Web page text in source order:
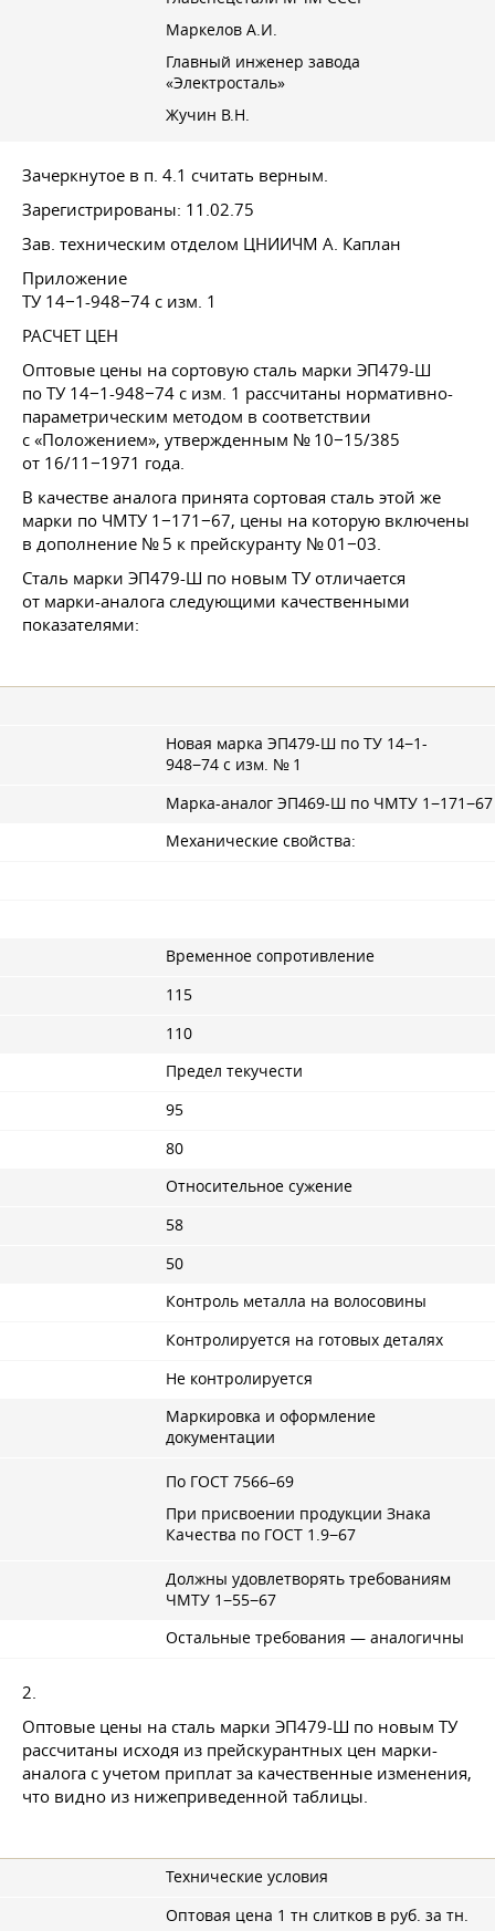
Маркелов А.И.
Главный инженер завода
«Электросталь»
Жучин В.Н.
Зачеркнутое в п. 4.1 считать верным.
Зарегистрированы: 11.02.75
Зав. техническим отделом ЦНИИЧМ А. Каплан
Приложение
ТУ 14−1-948−74 с изм. 1
РАСЧЕТ ЦЕН
Оптовые цены на сортовую сталь марки ЭП479-Ш
по ТУ 14−1-948−74 с изм. 1 рассчитаны нормативно-
параметрическим методом в соответствии
с «Положением», утвержденным № 10−15/385
от 16/11−1971 года.
В качестве аналога принята сортовая сталь этой же
марки по ЧМТУ 1−171−67, цены на которую включены
в дополнение № 5 к прейскуранту № 01−03.
Сталь марки ЭП479-Ш по новым ТУ отличается
от марки-аналога следующими качественными
показателями:
Новая марка ЭП479-Ш по ТУ 14−1-
948−74 с изм. № 1
Марка-аналог ЭП469-Ш по ЧМТУ 1−171−67
Механические свойства:
Временное сопротивление
115
110
Предел текучести
95
80
Относительное сужение
58
50
Контроль металла на волосовины
Контролируется на готовых деталях
Не контролируется
Маркировка и оформление
документации
По ГОСТ 7566–69
При присвоении продукции Знака
Качества по ГОСТ 1 .9−67
Должны удовлетворять требованиям
ЧМТУ 1−55−67
Остальные требования — аналогичны
2.
Оптовые цены на сталь марки ЭП479-Ш по новым ТУ
рассчитаны исходя из прейскурантных цен марки-
аналога с учетом приплат за качественные изменения,
что видно из нижеприведенной таблицы.
Технические условия
Оптовая цена 1 тн слитков в руб. за тн.